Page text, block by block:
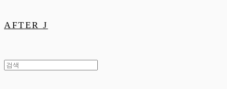
AFTER J